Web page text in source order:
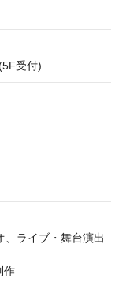
受付)
、ライブ・舞台演出
作